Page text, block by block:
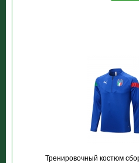
Тренировочный костюм